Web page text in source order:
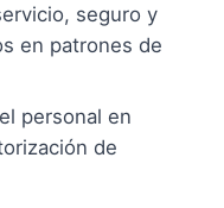
seguro y
en patrones de
personal en
de